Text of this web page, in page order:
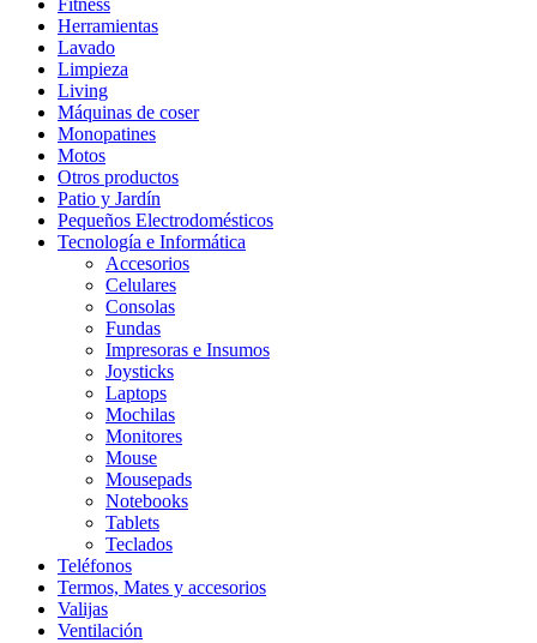
Fitness
Herramientas
Lavado
Limpieza
Living
Máquinas de coser
Monopatines
Motos
Otros productos
Patio y Jardín
Pequeños Electrodomésticos
Tecnología e Informática
Accesorios
Celulares
Consolas
Fundas
Impresoras e Insumos
Joysticks
Laptops
Mochilas
Monitores
Mouse
Mousepads
Notebooks
Tablets
Teclados
Teléfonos
Termos, Mates y accesorios
Valijas
Ventilación